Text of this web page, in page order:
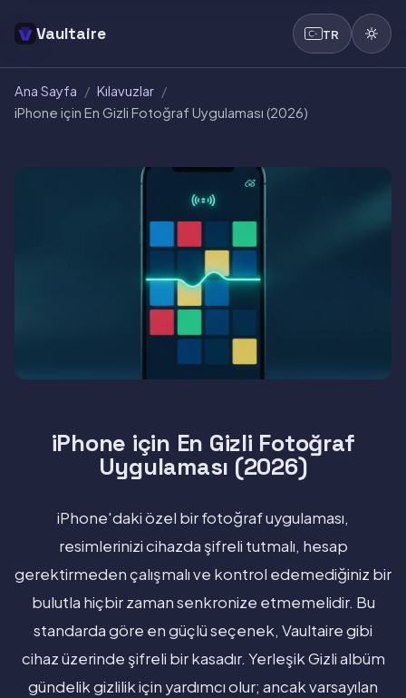
Vaultaire TR
Ana Sayfa / Kılavuzlar /
iPhone için En Gizli Fotoğraf Uygulaması (2026)
iPhone için En Gizli Fotoğraf
Uygulaması (2026)
iPhone'daki özel bir fotoğraf uygulaması,
resimlerinizi cihazda şifreli tutmalı, hesap
gerektirmeden çalışmalı ve kontrol edemediğiniz bir
bulutla hiçbir zaman senkronize etmemelidir. Bu
standarda göre en güçlü seçenek, Vaultaire gibi
cihaz üzerinde şifreli bir kasadır. Yerleşik Gizli albüm
gündelik gizlilik için yardımcı olur; ancak varsayılan